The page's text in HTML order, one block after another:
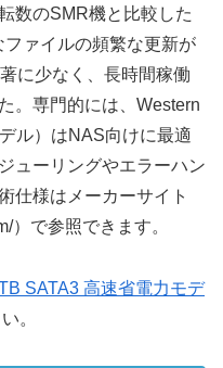
数のSMR機と比較した
ァイルの頻繁な更新が
に少なく、長時間稼働
。専門的には、Western
ル）はNAS向けに最適
ューリングやエラーハン
仕様はメーカーサイト
）で参照できます。
SATA3 高速省電力モデ
。